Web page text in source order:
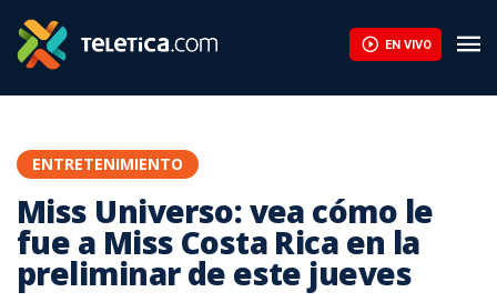
EN VIVO
ENTRETENIMIENTO
Miss Universo: vea cómo le
fue a Miss Costa Rica en la
preliminar de este jueves